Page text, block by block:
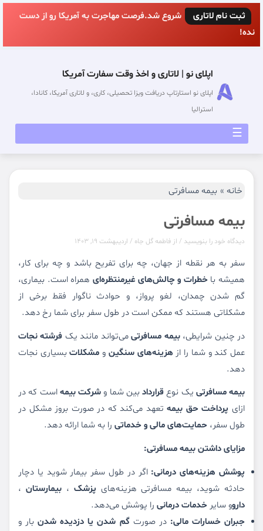
پرش
ثبت‌ نام لاتاری
اپلای نو | لاتاری و اخذ وقت سفارت آمریکا
اپلای نو استارتاپ دریافت ویزا تحصیلی، کاری، و لاتاری آمریکا، کانادا،
استرالیا
☰
خانه بیمه مسافرتی
بیمه مسافرتی
دیدگاه‌ خود را بنویسید / از فاطمه گل جاه / اردیبهشت 19, 1403
سفر به هر نقطه از جهان، چه برای تفریح ​​باشد و چه برای کار،
همیشه باخطرات و چالش‌های غیرمنتظره‌ای همراه است. بیماری،
گم شدن چمدان، لغو پرواز، و حوادث ناگوار فقط برخی از
مشکلاتی هستند که ممکن است در طول سفر برای شما رخ دهد.
در چنین شرایطی،بیمه مسافرتیمی‌تواند مانند یک فرشته نجات
عمل کند و شما را از هزینه‌های سنگین و مشکلاتبسیاری نجات
دهد.
بیمه مسافرتی یک نوعقرارداد بین شما وشرکت بیمهاست که در
ازای پرداخت حق بیمهتعهد می‌کند که در صورت بروز مشکل در
طول سفر، حمایت‌های مالی و خدماتی را به شما ارائه دهد.
مزایای داشتن بیمه مسافرتی:
پوشش هزینه‌های درمانی: اگر در طول سفر بیمار شوید یا دچار
حادثه شوید، بیمه مسافرتی هزینه‌های پزشک ،بیمارستان ،
داروو سایر خدمات درمانی را پوشش می‌دهد.
جبران خسارات مالی: در صورتگم شدن یا دزدیده شدنبار و